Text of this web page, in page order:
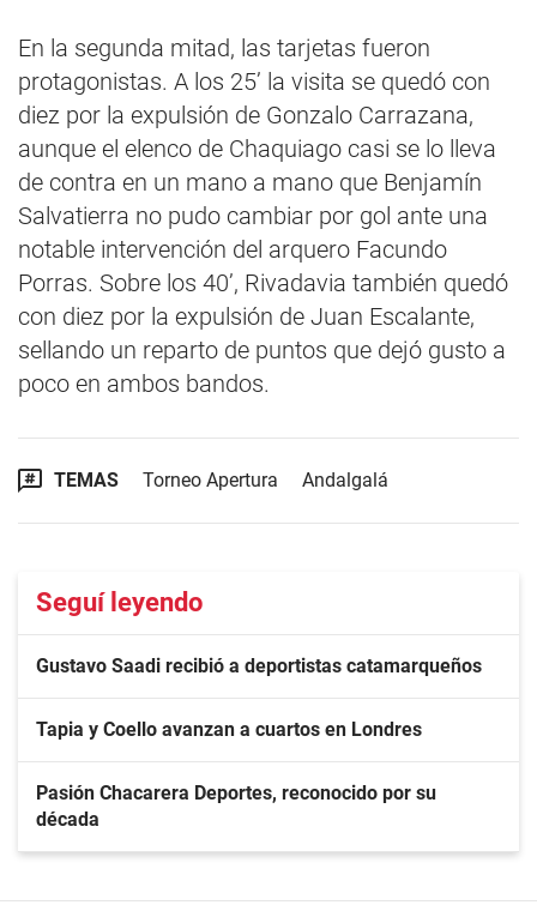
En la segunda mitad, las tarjetas fueron
protagonistas. A los 25’ la visita se quedó con
diez por la expulsión de Gonzalo Carrazana,
aunque el elenco de Chaquiago casi se lo lleva
de contra en un mano a mano que Benjamín
Salvatierra no pudo cambiar por gol ante una
notable intervención del arquero Facundo
Porras. Sobre los 40’, Rivadavia también quedó
con diez por la expulsión de Juan Escalante,
sellando un reparto de puntos que dejó gusto a
poco en ambos bandos.
TEMAS Torneo Apertura Andalgalá
Seguí leyendo
Gustavo Saadi recibió a deportistas catamarqueños
Tapia y Coello avanzan a cuartos en Londres
Pasión Chacarera Deportes, reconocido por su
década